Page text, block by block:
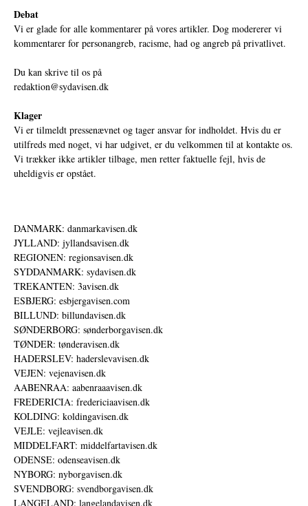
Debat
Vi er glade for alle kommentarer på vores artikler. Dog modererer vi
kommentarer for personangreb, racisme, had og angreb på privatlivet.
Du kan skrive til os på
redaktion@sydavisen.dk
Klager
Vi er tilmeldt pressenævnet og tager ansvar for indholdet. Hvis du er
utilfreds med noget, vi har udgivet, er du velkommen til at kontakte os.
Vi trækker ikke artikler tilbage, men retter faktuelle fejl, hvis de
uheldigvis er opstået.
DANMARK: danmarkavisen.dk
JYLLAND: jyllandsavisen.dk
REGIONEN: regionsavisen.dk
SYDDANMARK: sydavisen.dk
TREKANTEN: 3avisen.dk
ESBJERG: esbjergavisen.com
BILLUND: billundavisen.dk
SØNDERBORG: sønderborgavisen.dk
TØNDER: tønderavisen.dk
HADERSLEV: haderslevavisen.dk
VEJEN: vejenavisen.dk
AABENRAA: aabenraaavisen.dk
FREDERICIA: fredericiaavisen.dk
KOLDING: koldingavisen.dk
VEJLE: vejleavisen.dk
MIDDELFART: middelfartavisen.dk
ODENSE: odenseavisen.dk
NYBORG: nyborgavisen.dk
SVENDBORG: svendborgavisen.dk
LANGELAND: langelandavisen.dk